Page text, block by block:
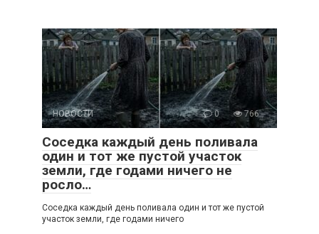
НОВОСТИ 0 766
Соседка каждый день поливала
один и тот же пустой участок
земли, где годами ничего не
росло…
Соседка каждый день поливала один и тот же пустой
участок земли, где годами ничего